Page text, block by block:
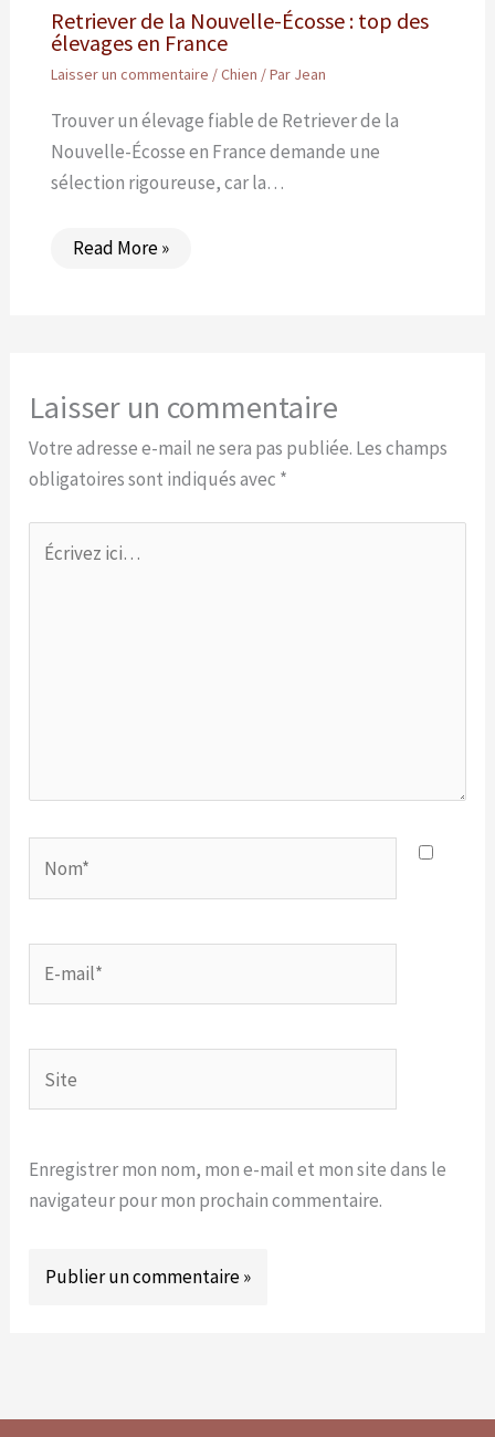
Retriever de la Nouvelle-Écosse : top des
élevages en France
Laisser un commentaire /Chien / Par Jean
Trouver un élevage fiable de Retriever de la
Nouvelle-Écosse en France demande une
sélection rigoureuse, car la…
Read More »
Laisser un commentaire
Votre adresse e-mail ne sera pas publiée. Les champs
obligatoires sont indiqués avec *
Écrivez
ici…
mail*
Enregistrer mon nom, mon e-mail et mon site dans le
navigateur pour mon prochain commentaire.